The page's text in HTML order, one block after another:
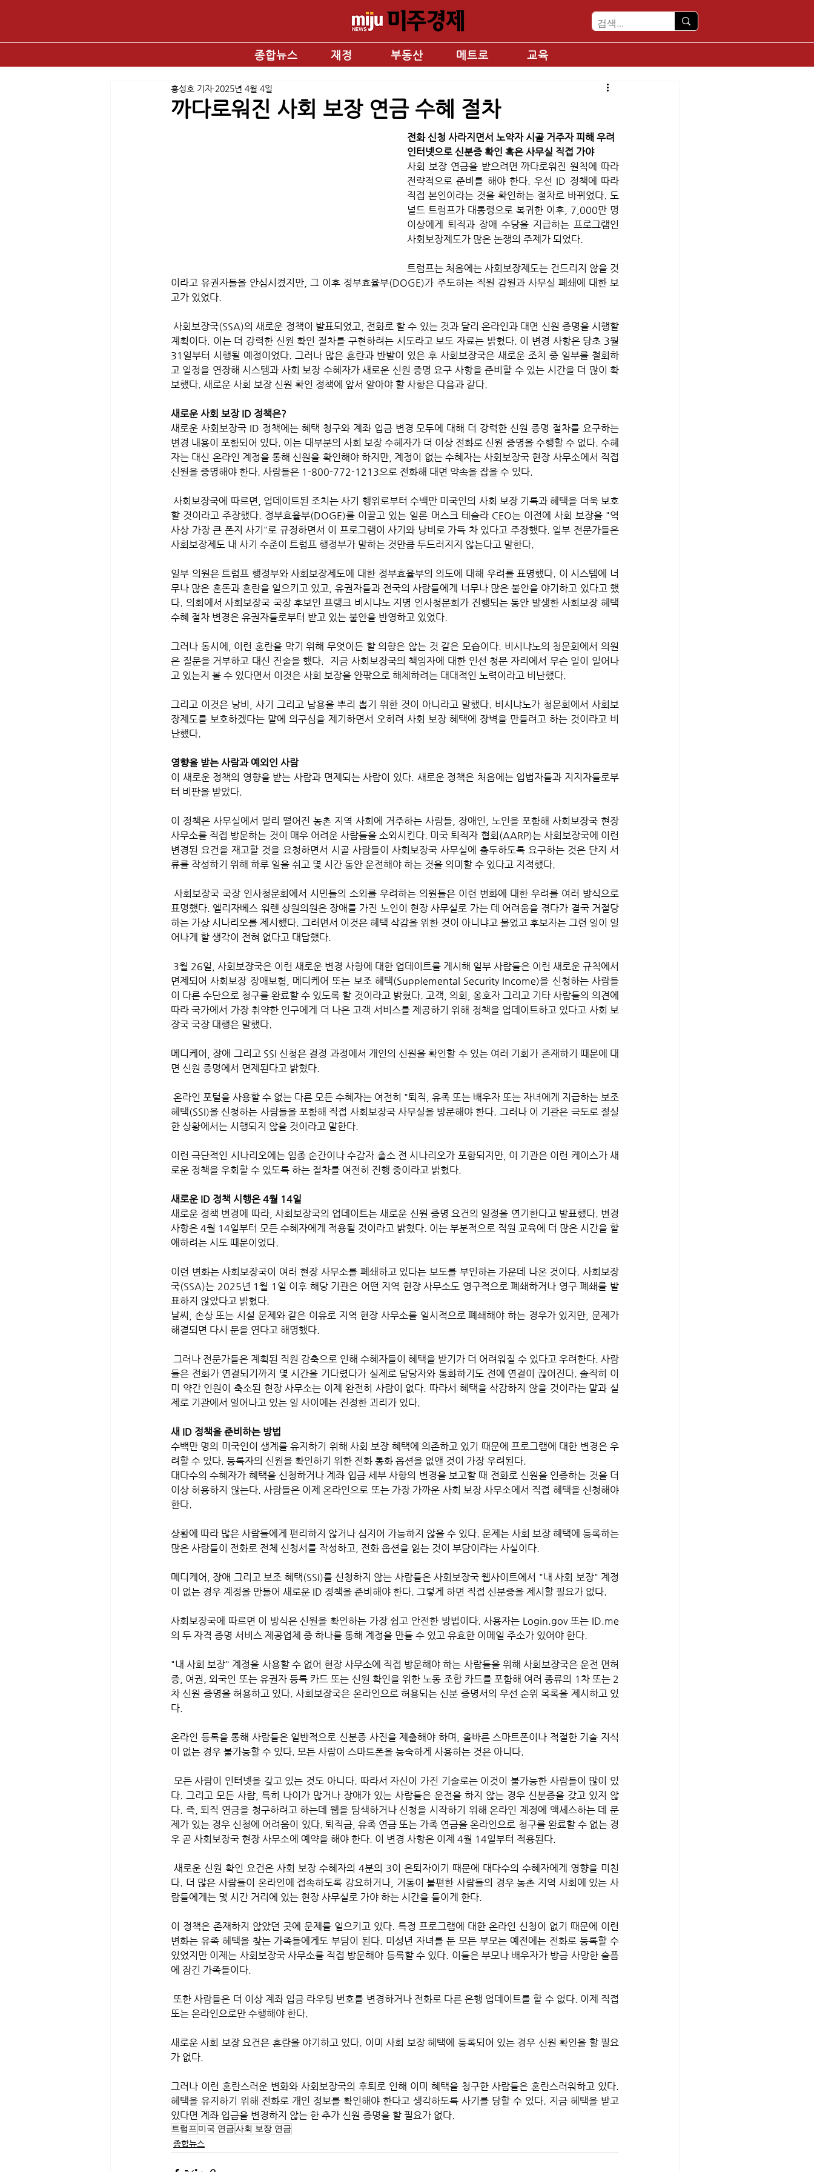
종합뉴스 재정 부동산 메트로 교육
까다로워진 사회 보장 연금 수혜 절차
홍성호 기자 2025년 4월 4일
전화 신청 사라지면서 노약자 시골 거주자 피해 우려
인터넷으로 신분증 확인 혹은 사무실 직접 가야
사회 보장 연금을 받으려면 까다로워진 원칙에 따라
전략적으로 준비를 해야 한다. 우선 ID 정책에 따라
직접 본인이라는 것을 확인하는 절차로 바뀌었다. 도
널드 트럼프가 대통령으로 복귀한 이후, 7,000만 명
이상에게 퇴직과 장애 수당을 지급하는 프로그램인
사회보장제도가 많은 논쟁의 주제가 되었다.
트럼프는 처음에는 사회보장제도는 건드리지 않을 것
이라고 유권자들을 안심시켰지만, 그 이후 정부효율부(DOGE)가 주도하는 직원 감원과 사무실 폐쇄에 대한 보
고가 있었다.
사회보장국(SSA)의 새로운 정책이 발표되었고, 전화로 할 수 있는 것과 달리 온라인과 대면 신원 증명을 시행할
계획이다. 이는 더 강력한 신원 확인 절차를 구현하려는 시도라고 보도 자료는 밝혔다. 이 변경 사항은 당초 3월
31일부터 시행될 예정이었다. 그러나 많은 혼란과 반발이 있은 후 사회보장국은 새로운 조치 중 일부를 철회하
고 일정을 연장해 시스템과 사회 보장 수혜자가 새로운 신원 증명 요구 사항을 준비할 수 있는 시간을 더 많이 확
보했다. 새로운 사회 보장 신원 확인 정책에 앞서 알아야 할 사항은 다음과 같다.
새로운 사회 보장 ID 정책은?
새로운 사회보장국 ID 정책에는 혜택 청구와 계좌 입금 변경 모두에 대해 더 강력한 신원 증명 절차를 요구하는
변경 내용이 포함되어 있다. 이는 대부분의 사회 보장 수혜자가 더 이상 전화로 신원 증명을 수행할 수 없다. 수혜
자는 대신 온라인 계정을 통해 신원을 확인해야 하지만, 계정이 없는 수혜자는 사회보장국 현장 사무소에서 직접
신원을 증명해야 한다. 사람들은 1-800-772-1213으로 전화해 대면 약속을 잡을 수 있다.
사회보장국에 따르면, 업데이트된 조치는 사기 행위로부터 수백만 미국인의 사회 보장 기록과 혜택을 더욱 보호
할 것이라고 주장했다. 정부효율부(DOGE)를 이끌고 있는 일론 머스크 테슬라 CEO는 이전에 사회 보장을 "역
사상 가장 큰 폰지 사기"로 규정하면서 이 프로그램이 사기와 낭비로 가득 차 있다고 주장했다. 일부 전문가들은
사회보장제도 내 사기 수준이 트럼프 행정부가 말하는 것만큼 두드러지지 않는다고 말한다.
일부 의원은 트럼프 행정부와 사회보장제도에 대한 정부효율부의 의도에 대해 우려를 표명했다. 이 시스템에 너
무나 많은 혼돈과 혼란을 일으키고 있고, 유권자들과 전국의 사람들에게 너무나 많은 불안을 야기하고 있다고 했
다. 의회에서 사회보장국 국장 후보인 프랭크 비시냐노 지명 인사청문회가 진행되는 동안 발생한 사회보장 혜택
수혜 절차 변경은 유권자들로부터 받고 있는 불안을 반영하고 있었다.
그러나 동시에, 이런 혼란을 막기 위해 무엇이든 할 의향은 않는 것 같은 모습이다. 비시냐노의 청문회에서 의원
은 질문을 거부하고 대신 진술을 했다.  지금 사회보장국의 책임자에 대한 인선 청문 자리에서 무슨 일이 일어나
고 있는지 볼 수 있다면서 이것은 사회 보장을 안팎으로 해체하려는 대대적인 노력이라고 비난했다.
그리고 이것은 낭비, 사기 그리고 남용을 뿌리 뽑기 위한 것이 아니라고 말했다. 비시냐노가 청문회에서 사회보
장제도를 보호하겠다는 말에 의구심을 제기하면서 오히려 사회 보장 혜택에 장벽을 만들려고 하는 것이라고 비
난했다.
영향을 받는 사람과 예외인 사람
이 새로운 정책의 영향을 받는 사람과 면제되는 사람이 있다. 새로운 정책은 처음에는 입법자들과 지지자들로부
터 비판을 받았다.
이 정책은 사무실에서 멀리 떨어진 농촌 지역 사회에 거주하는 사람들, 장애인, 노인을 포함해 사회보장국 현장
사무소를 직접 방문하는 것이 매우 어려운 사람들을 소외시킨다. 미국 퇴직자 협회(AARP)는 사회보장국에 이런
변경된 요건을 재고할 것을 요청하면서 시골 사람들이 사회보장국 사무실에 출두하도록 요구하는 것은 단지 서
류를 작성하기 위해 하루 일을 쉬고 몇 시간 동안 운전해야 하는 것을 의미할 수 있다고 지적했다.
표명했다. 엘리자베스 워렌 상원의원은 장애를 가진 노인이 현장 사무실로 가는 데 어려움을 겪다가 결국 거절당
하는 가상 시나리오를 제시했다. 그러면서 이것은 혜택 삭감을 위한 것이 아니냐고 물었고 후보자는 그런 일이 일
어나게 할 생각이 전혀 없다고 대답했다.
면제되어 사회보장 장애보험, 메디케어 또는 보조 혜택(Supplemental Security Income)을 신청하는 사람들
이 다른 수단으로 청구를 완료할 수 있도록 할 것이라고 밝혔다. 고객, 의회, 옹호자 그리고 기타 사람들의 의견에
따라 국가에서 가장 취약한 인구에게 더 나은 고객 서비스를 제공하기 위해 정책을 업데이트하고 있다고 사회 보
장국 국장 대행은 말했다.
메디케어, 장애 그리고 SSI 신청은 결정 과정에서 개인의 신원을 확인할 수 있는 여러 기회가 존재하기 때문에 대
면 신원 증명에서 면제된다고 밝혔다.
혜택(SSI)을 신청하는 사람들을 포함해 직접 사회보장국 사무실을 방문해야 한다. 그러나 이 기관은 극도로 절실
한 상황에서는 시행되지 않을 것이라고 말한다.
이런 극단적인 시나리오에는 임종 순간이나 수감자 출소 전 시나리오가 포함되지만, 이 기관은 이런 케이스가 새
로운 정책을 우회할 수 있도록 하는 절차를 여전히 진행 중이라고 밝혔다.
새로운 ID 정책 시행은 4월 14일
새로운 정책 변경에 따라, 사회보장국의 업데이트는 새로운 신원 증명 요건의 일정을 연기한다고 발표했다. 변경
사항은 4월 14일부터 모든 수혜자에게 적용될 것이라고 밝혔다. 이는 부분적으로 직원 교육에 더 많은 시간을 할
애하려는 시도 때문이었다.
이런 변화는 사회보장국이 여러 현장 사무소를 폐쇄하고 있다는 보도를 부인하는 가운데 나온 것이다. 사회보장
국(SSA)는 2025년 1월 1일 이후 해당 기관은 어떤 지역 현장 사무소도 영구적으로 폐쇄하거나 영구 폐쇄를 발
표하지 않았다고 밝혔다.
날씨, 손상 또는 시설 문제와 같은 이유로 지역 현장 사무소를 일시적으로 폐쇄해야 하는 경우가 있지만, 문제가
해결되면 다시 문을 연다고 해명했다.
들은 전화가 연결되기까지 몇 시간을 기다렸다가 실제로 담당자와 통화하기도 전에 연결이 끊어진다. 솔직히 이
미 약간 인원이 축소된 현장 사무소는 이제 완전히 사람이 없다. 따라서 혜택을 삭감하지 않을 것이라는 말과 실
제로 기관에서 일어나고 있는 일 사이에는 진정한 괴리가 있다.
새 ID 정책을 준비하는 방법
수백만 명의 미국인이 생계를 유지하기 위해 사회 보장 혜택에 의존하고 있기 때문에 프로그램에 대한 변경은 우
려할 수 있다. 등록자의 신원을 확인하기 위한 전화 통화 옵션을 없앤 것이 가장 우려된다.
대다수의 수혜자가 혜택을 신청하거나 계좌 입금 세부 사항의 변경을 보고할 때 전화로 신원을 인증하는 것을 더
이상 허용하지 않는다. 사람들은 이제 온라인으로 또는 가장 가까운 사회 보장 사무소에서 직접 혜택을 신청해야
한다.
상황에 따라 많은 사람들에게 편리하지 않거나 심지어 가능하지 않을 수 있다. 문제는 사회 보장 혜택에 등록하는
많은 사람들이 전화로 전체 신청서를 작성하고, 전화 옵션을 잃는 것이 부담이라는 사실이다.
메디케어, 장애 그리고 보조 혜택(SSI)를 신청하지 않는 사람들은 사회보장국 웹사이트에서 "내 사회 보장" 계정
이 없는 경우 계정을 만들어 새로운 ID 정책을 준비해야 한다. 그렇게 하면 직접 신분증을 제시할 필요가 없다.
사회보장국에 따르면 이 방식은 신원을 확인하는 가장 쉽고 안전한 방법이다. 사용자는 Login.gov 또는 ID.me
의 두 자격 증명 서비스 제공업체 중 하나를 통해 계정을 만들 수 있고 유효한 이메일 주소가 있어야 한다.
"내 사회 보장" 계정을 사용할 수 없어 현장 사무소에 직접 방문해야 하는 사람들을 위해 사회보장국은 운전 면허
증, 여권, 외국인 또는 유권자 등록 카드 또는 신원 확인을 위한 노동 조합 카드를 포함해 여러 종류의 1차 또는 2
차 신원 증명을 허용하고 있다. 사회보장국은 온라인으로 허용되는 신분 증명서의 우선 순위 목록을 제시하고 있
다.
온라인 등록을 통해 사람들은 일반적으로 신분증 사진을 제출해야 하며, 올바른 스마트폰이나 적절한 기술 지식
이 없는 경우 불가능할 수 있다. 모든 사람이 스마트폰을 능숙하게 사용하는 것은 아니다.
다. 그리고 모든 사람, 특히 나이가 많거나 장애가 있는 사람들은 운전을 하지 않는 경우 신분증을 갖고 있지 않
다. 즉, 퇴직 연금을 청구하려고 하는데 웹을 탐색하거나 신청을 시작하기 위해 온라인 계정에 액세스하는 데 문
제가 있는 경우 신청에 어려움이 있다. 퇴직금, 유족 연금 또는 가족 연금을 온라인으로 청구를 완료할 수 없는 경
우 곧 사회보장국 현장 사무소에 예약을 해야 한다. 이 변경 사항은 이제 4월 14일부터 적용된다.
다. 더 많은 사람들이 온라인에 접속하도록 강요하거나, 거동이 불편한 사람들의 경우 농촌 지역 사회에 있는 사
람들에게는 몇 시간 거리에 있는 현장 사무실로 가야 하는 시간을 들이게 한다.
이 정책은 존재하지 않았던 곳에 문제를 일으키고 있다. 특정 프로그램에 대한 온라인 신청이 없기 때문에 이런
변화는 유족 혜택을 찾는 가족들에게도 부담이 된다. 미성년 자녀를 둔 모든 부모는 예전에는 전화로 등록할 수
있었지만 이제는 사회보장국 사무소를 직접 방문해야 등록할 수 있다. 이들은 부모나 배우자가 방금 사망한 슬픔
에 잠긴 가족들이다.
또한 사람들은 더 이상 계좌 입금 라우팅 번호를 변경하거나 전화로 다른 은행 업데이트를 할 수 없다. 이제 직접
또는 온라인으로만 수행해야 한다.
새로운 사회 보장 요건은 혼란을 야기하고 있다. 이미 사회 보장 혜택에 등록되어 있는 경우 신원 확인을 할 필요
가 없다.
그러나 이런 혼란스러운 변화와 사회보장국의 후퇴로 인해 이미 혜택을 청구한 사람들은 혼란스러워하고 있다.
혜택을 유지하기 위해 전화로 개인 정보를 확인해야 한다고 생각하도록 사기를 당할 수 있다. 지금 혜택을 받고
있다면 계좌 입금을 변경하지 않는 한 추가 신원 증명을 할 필요가 없다.
트럼프 미국 연금사회 보장 연금
종합뉴스